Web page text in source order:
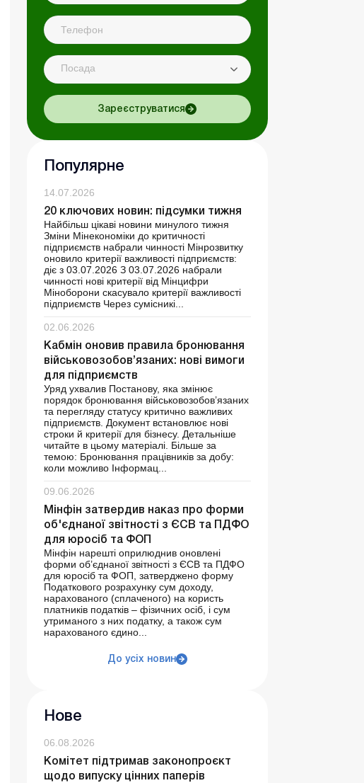
Посада
Зареєструватися
Популярне
14.07.2026
20 ключових новин: підсумки тижня
Найбільш цікаві новини минулого тижня
Зміни Мінекономіки до критичності
підприємств набрали чинності Мінрозвитку
оновило критерії важливості підприємств:
діє з 03.07.2026 З 03.07.2026 набрали
чинності нові критерії від Мінцифри
Міноборони скасувало критерії важливості
підприємств Через сумісникі...
02.06.2026
Кабмін оновив правила бронювання
військовозобов’язаних: нові вимоги
для підприємств
Уряд ухвалив Постанову, яка змінює
порядок бронювання військовозобов’язаних
та перегляду статусу критично важливих
підприємств. Документ встановлює нові
строки й критерії для бізнесу. Детальніше
читайте в цьому матеріалі. Більше за
темою: Бронювання працівників за добу:
коли можливо Інформац...
09.06.2026
Мінфін затвердив наказ про форми
об'єднаної звітності з ЄСВ та ПДФО
для юросіб та ФОП
Мінфін нарешті оприлюднив оновлені
форми об’єднаної звітності з ЄСВ та ПДФО
для юросіб та ФОП, затверджено форму
Податкового розрахунку сум доходу,
нарахованого (сплаченого) на користь
платників податків – фізичних осіб, і сум
утриманого з них податку, а також сум
нарахованого єдино...
До усіх новин
Нове
06.08.2026
Комітет підтримав законопроєкт
щодо випуску цінних паперів